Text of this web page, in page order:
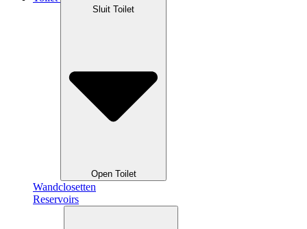
Sluit Toilet
Open Toilet
Wandclosetten
Reservoirs